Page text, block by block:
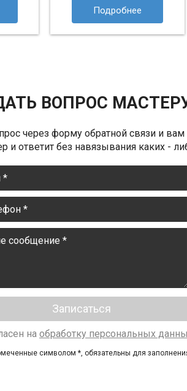
Подробнее
ВОПРОС
через форму обратной связи и вам
и ответит без навязывания каких -
на обработку персональных
символом *, обязательны для